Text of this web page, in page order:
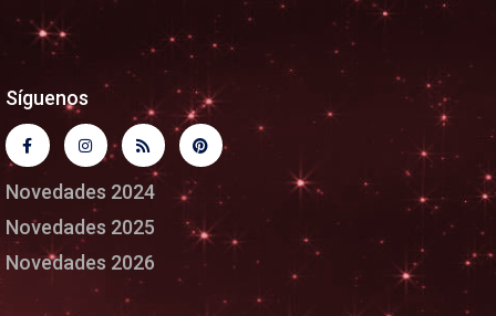
Síguenos
Novedades 2024
Novedades 2025
Novedades 2026